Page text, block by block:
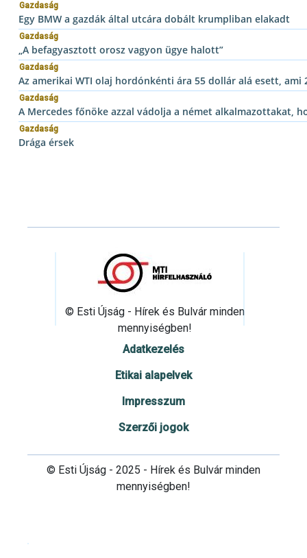
Gazdaság
Egy BMW a gazdák által utcára dobált krumpliban elakadt
Gazdaság
„A befagyasztott orosz vagyon ügye halott”
Gazdaság
Az amerikai WTI olaj hordónkénti ára 55 dollár alá esett, ami
Gazdaság
A Mercedes főnöke azzal vádolja a német alkalmazottakat,
Gazdaság
Drága érsek
© Esti Újság - Hírek és Bulvár minden
mennyiségben!
Adatkezelés
Etikai alapelvek
Impresszum
Szerzői jogok
© Esti Újság - 2025 - Hírek és Bulvár minden
mennyiségben!